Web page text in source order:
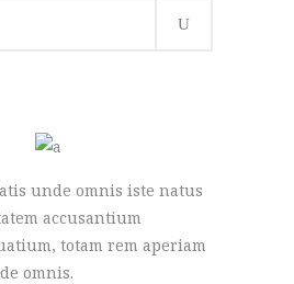
unde omnis iste natus
accusantium
totam rem aperiam
omnis.